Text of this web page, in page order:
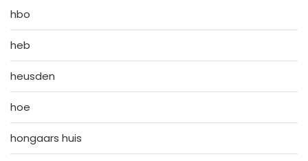
hbo
heb
heusden
hoe
hongaars huis